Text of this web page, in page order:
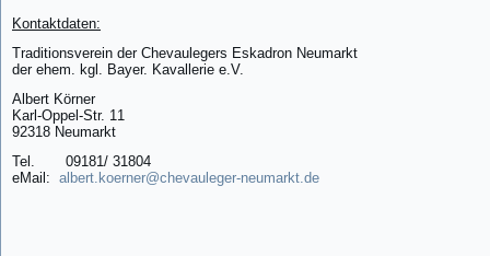
Kontaktdaten:
Traditionsverein der Chevaulegers Eskadron Neumarkt
der ehem. kgl. Bayer. Kavallerie e.V.
Albert Körner
Karl-Oppel-Str. 11
92318 Neumarkt
Tel. 09181/ 31804
eMail: albert.koerner@chevauleger-neumarkt.de